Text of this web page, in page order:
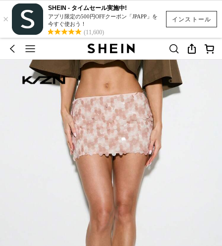
インストール
×
SHEIN - タイムセール実施中!
アプリ限定の500円OFFクーポン「JPAPP」を
今すぐ使おう！
(11,600)